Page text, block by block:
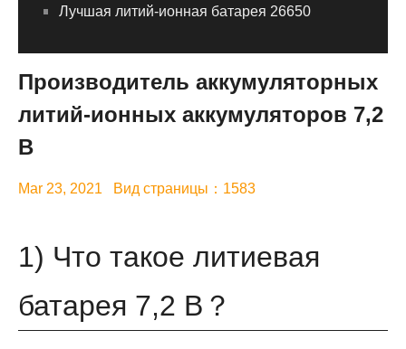
Лучшая литий-ионная батарея 26650
Производитель аккумуляторных
литий-ионных аккумуляторов 7,2
В
Mar 23, 2021 Вид страницы：1583
1) Что такое литиевая
батарея 7,2 В？